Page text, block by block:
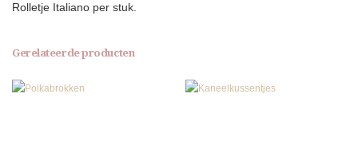
Rolletje Italiano per stuk.
Gerelateerde producten